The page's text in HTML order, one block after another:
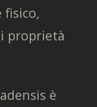
fisico,
proprietà
è